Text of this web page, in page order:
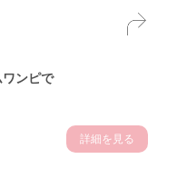
ンピで
詳細を見る